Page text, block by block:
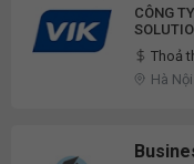
CÔNG
Thoả
Hà Nội